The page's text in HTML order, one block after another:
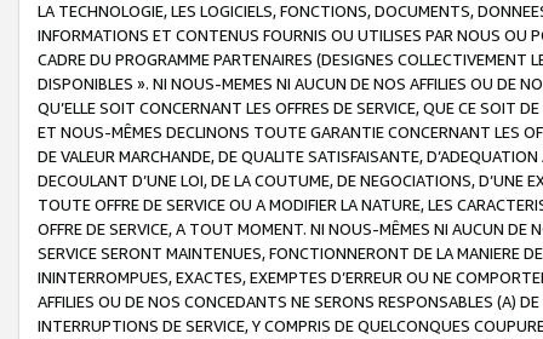
LA TECHNOLOGIE, LES LOGICIELS, FONCTIONS, DOCUMENTS,
INFORMATIONS ET CONTENUS FOURNIS OU UTILISES PAR NOUS OU
CADRE DU PROGRAMME PARTENAIRES (DESIGNES COLLECTIVEMENT
DISPONIBLES ». NI NOUS-MEMES NI AUCUN DE NOS AFFILIES OU DE
QU’ELLE SOIT CONCERNANT LES OFFRES DE SERVICE, QUE CE SOIT
ET NOUS-MÊMES DECLINONS TOUTE GARANTIE CONCERNANT LES
DE VALEUR MARCHANDE, DE QUALITE SATISFAISANTE,
DECOULANT D’UNE LOI, DE LA COUTUME, DE NEGOCIATIONS, D’UNE
TOUTE OFFRE DE SERVICE OU A MODIFIER LA NATURE, LES
OFFRE DE SERVICE, A TOUT MOMENT. NI NOUS-MÊMES NI AUCUN DE
SERVICE SERONT MAINTENUES, FONCTIONNERONT DE LA MANIERE
ININTERROMPUES, EXACTES, EXEMPTES D’ERREUR OU NE
AFFILIES OU DE NOS CONCEDANTS NE SERONS RESPONSABLES (A)
INTERRUPTIONS DE SERVICE, Y COMPRIS DE QUELCONQUES